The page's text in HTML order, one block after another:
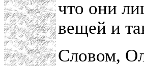
что они
вещей и
Словом,